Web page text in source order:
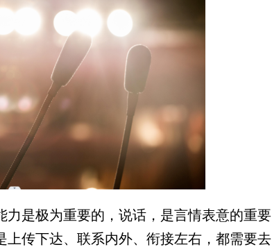
是极为重要的，说话，是言情表意的重要
传下达、联系内外、衔接左右，都需要去